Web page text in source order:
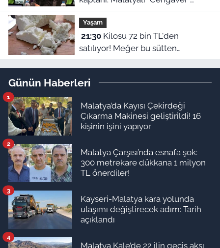
Bülent Korkmaz’ın ilham veren
hikayesi
Yaşam
21:30Kilosu 72 bin TL'den
satılıyor! Meğer bu sütten
yapılıyormuş
Günün Haberleri
Malatya’da Kayısı Çekirdeği
Çıkarma Makinesi geliştirildi! 16
kişinin işini yapıyor
1
Malatya Çarşısı’nda esnafa şok:
300 metrekare dükkana 1 milyon
TL önerdiler!
2
Kayseri-Malatya kara yolunda
ulaşımı değiştirecek adım: Tarih
açıklandı
3
Malatya Kale’de 22 ilin geçiş aksı
4